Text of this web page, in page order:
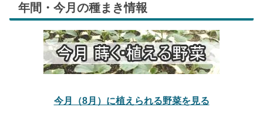
年間・今月の種まき情報
今月（8月）に植えられる野菜を見る